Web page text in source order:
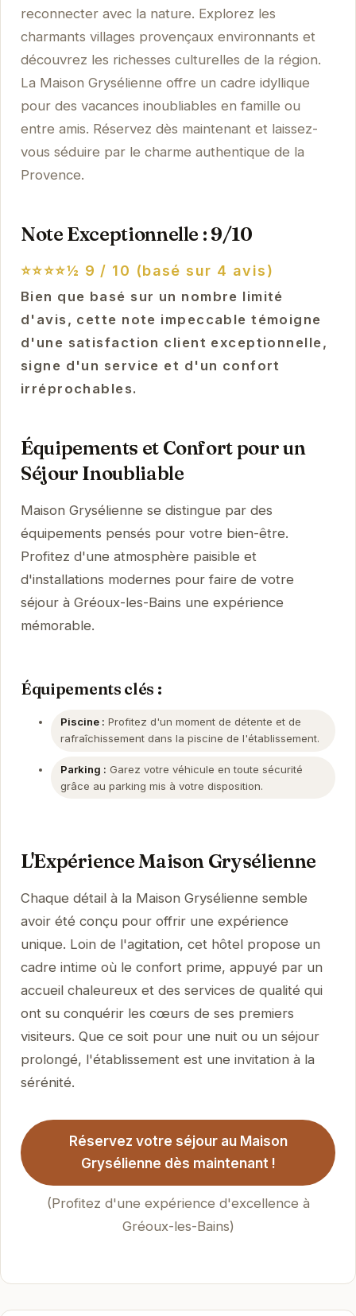
reconnecter avec la nature. Explorez les
charmants villages provençaux environnants et
découvrez les richesses culturelles de la région.
La Maison Grysélienne offre un cadre idyllique
pour des vacances inoubliables en famille ou
entre amis. Réservez dès maintenant et laissez-
vous séduire par le charme authentique de la
Provence.
Note Exceptionnelle : 9/10
⭐⭐⭐⭐½ 9 / 10 (basé sur 4 avis)
Bien que basé sur un nombre limité
d'avis, cette note impeccable témoigne
d'une satisfaction client exceptionnelle,
signe d'un service et d'un confort
irréprochables.
Équipements et Confort pour un
Séjour Inoubliable
Maison Grysélienne se distingue par des
équipements pensés pour votre bien-être.
Profitez d'une atmosphère paisible et
d'installations modernes pour faire de votre
séjour à Gréoux-les-Bains une expérience
mémorable.
Équipements clés :
Piscine : Profitez d'un moment de détente et de
rafraîchissement dans la piscine de l'établissement.
Parking : Garez votre véhicule en toute sécurité
grâce au parking mis à votre disposition.
L'Expérience Maison Grysélienne
Chaque détail à la Maison Grysélienne semble
avoir été conçu pour offrir une expérience
unique. Loin de l'agitation, cet hôtel propose un
cadre intime où le confort prime, appuyé par un
accueil chaleureux et des services de qualité qui
ont su conquérir les cœurs de ses premiers
visiteurs. Que ce soit pour une nuit ou un séjour
prolongé, l'établissement est une invitation à la
sérénité.
Réservez votre séjour au Maison
Grysélienne dès maintenant !
(Profitez d'une expérience d'excellence à
Gréoux-les-Bains)